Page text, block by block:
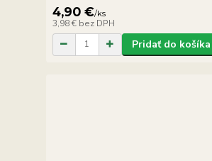
4,90 €/ks
3,98 € bez DPH
Pridať do košíka